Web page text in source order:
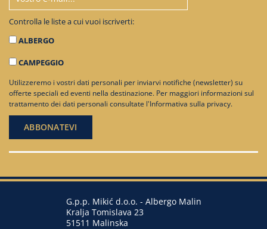
Controlla le liste a cui vuoi iscriverti:
ALBERGO
CAMPEGGIO
Utilizzeremo i vostri dati personali per inviarvi notifiche (newsletter) su
offerte speciali ed eventi nella destinazione. Per maggiori informazioni sul
trattamento dei dati personali consultate l'Informativa sulla privacy.
G.p.p. Mikić d.o.o. - Albergo Malin
Kralja Tomislava 23
51511 Malinska